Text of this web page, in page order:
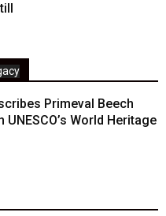
Primeval Beech
World Heritage